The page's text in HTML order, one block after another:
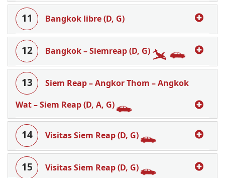
11 Bangkok libre (D, G)
12 Bangkok – Siemreap (D, G)
13
Siem Reap – Angkor Thom – Angkok
Wat – Siem Reap (D, A, G)
14 Visitas Siem Reap (D, G)
15 Visitas Siem Reap (D, G)